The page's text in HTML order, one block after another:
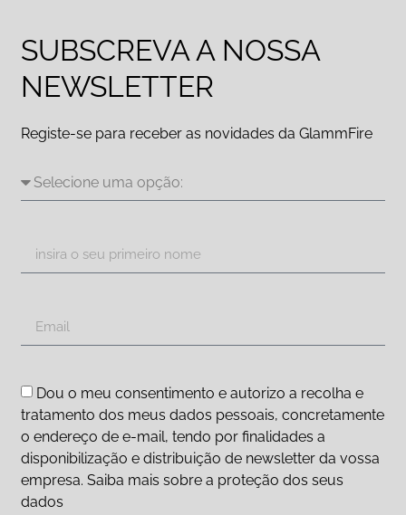
SUBSCREVA A NOSSA
NEWSLETTER
Registe-se para receber as novidades da GlammFire
Dou o meu consentimento e autorizo a recolha e
tratamento dos meus dados pessoais, concretamente
o endereço de e-mail, tendo por finalidades a
disponibilização e distribuição de newsletter da vossa
empresa. Saiba mais sobre a proteção dos seus
dados